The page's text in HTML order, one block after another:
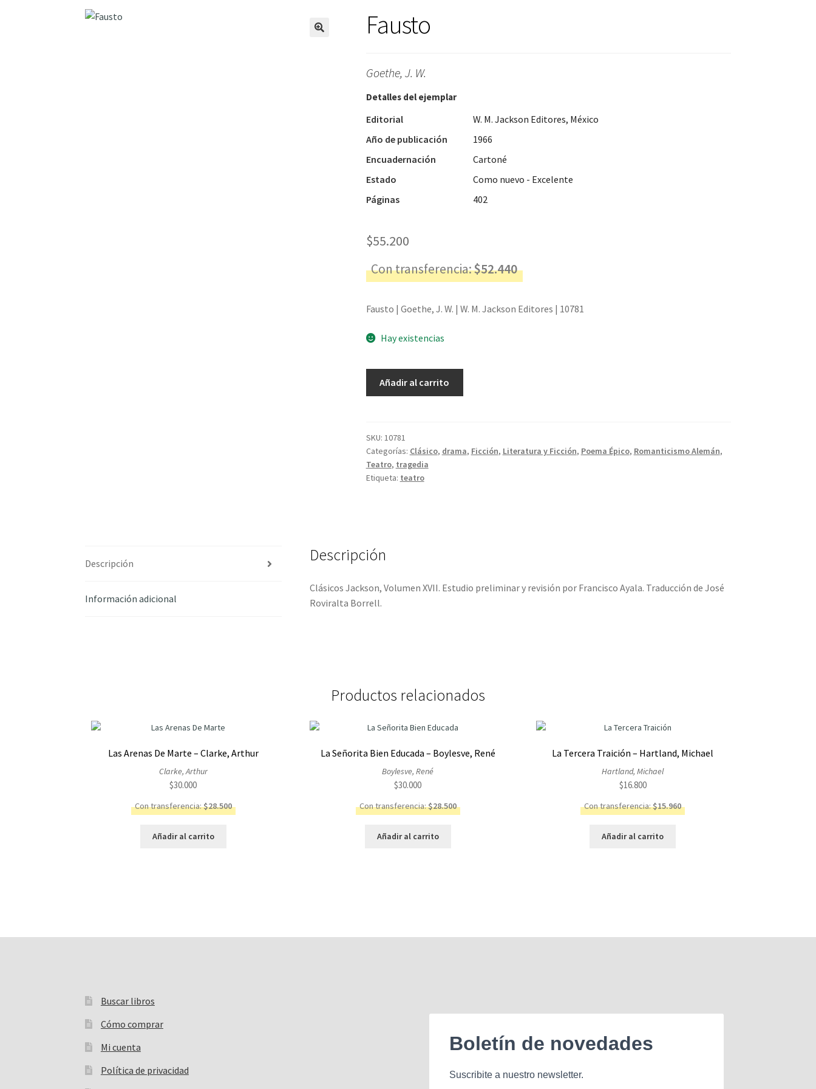
Fausto
Goethe, J. W.
Detalles del ejemplar
Editorial
W. M. Jackson Editores, México
Año de publicación
1966
Encuadernación
Cartoné
Estado
Como nuevo - Excelente
Páginas
402
$55.200
Con transferencia:$52.440
Fausto | Goethe, J. W. | W. M. Jackson Editores | 10781
Hay existencias
W.
cantidad
Añadir al carrito
SKU: 10781
Categorías: Clásico, drama, Ficción, Literatura y Ficción, Poema Épico, Romanticismo Alemán,
Teatro, tragedia
Etiqueta: teatro
Descripción
Información adicional
Descripción
Clásicos Jackson, Volumen XVII. Estudio preliminar y revisión por Francisco Ayala. Traducción de José
Roviralta Borrell.
Productos relacionados
Las Arenas De Marte – Clarke, Arthur
Clarke, Arthur
$30.000
Con transferencia:$28.500
Añadir al carrito
La Señorita Bien Educada – Boylesve, René
Boylesve, René
$30.000
Con transferencia:$28.500
Añadir al carrito
La Tercera Traición – Hartland, Michael
Hartland, Michael
$16.800
Con transferencia:$15.960
Añadir al carrito
Buscar libros
Buscar:
Cómo comprar
Mi cuenta
Política de privacidad
Boletín de novedades
Suscribite a nuestro newsletter.